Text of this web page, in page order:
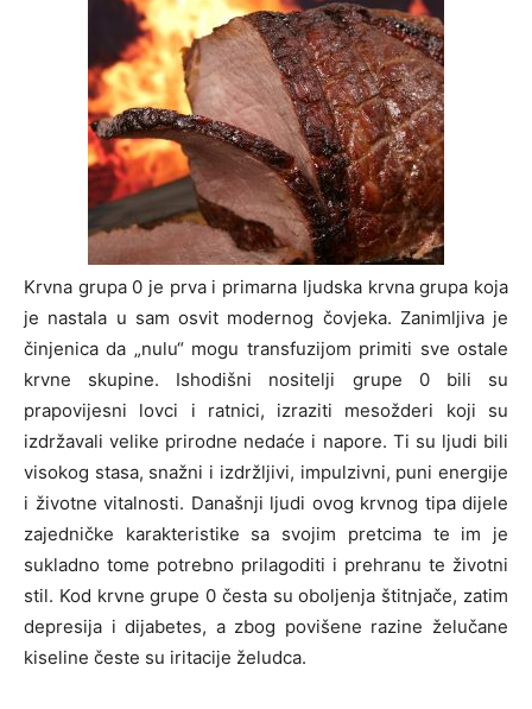
Krvna grupa 0 je prva i primarna ljudska krvna grupa koja
je nastala u sam osvit modernog čovjeka. Zanimljiva je
činjenica da „nulu“ mogu transfuzijom primiti sve ostale
krvne skupine. Ishodišni nositelji grupe 0 bili su
prapovijesni lovci i ratnici, izraziti mesožderi koji su
izdržavali velike prirodne nedaće i napore. Ti su ljudi bili
visokog stasa, snažni i izdržljivi, impulzivni, puni energije
i životne vitalnosti. Današnji ljudi ovog krvnog tipa dijele
zajedničke karakteristike sa svojim pretcima te im je
sukladno tome potrebno prilagoditi i prehranu te životni
stil. Kod krvne grupe 0 česta su oboljenja štitnjače, zatim
depresija i dijabetes, a zbog povišene razine želučane
kiseline česte su iritacije želudca.